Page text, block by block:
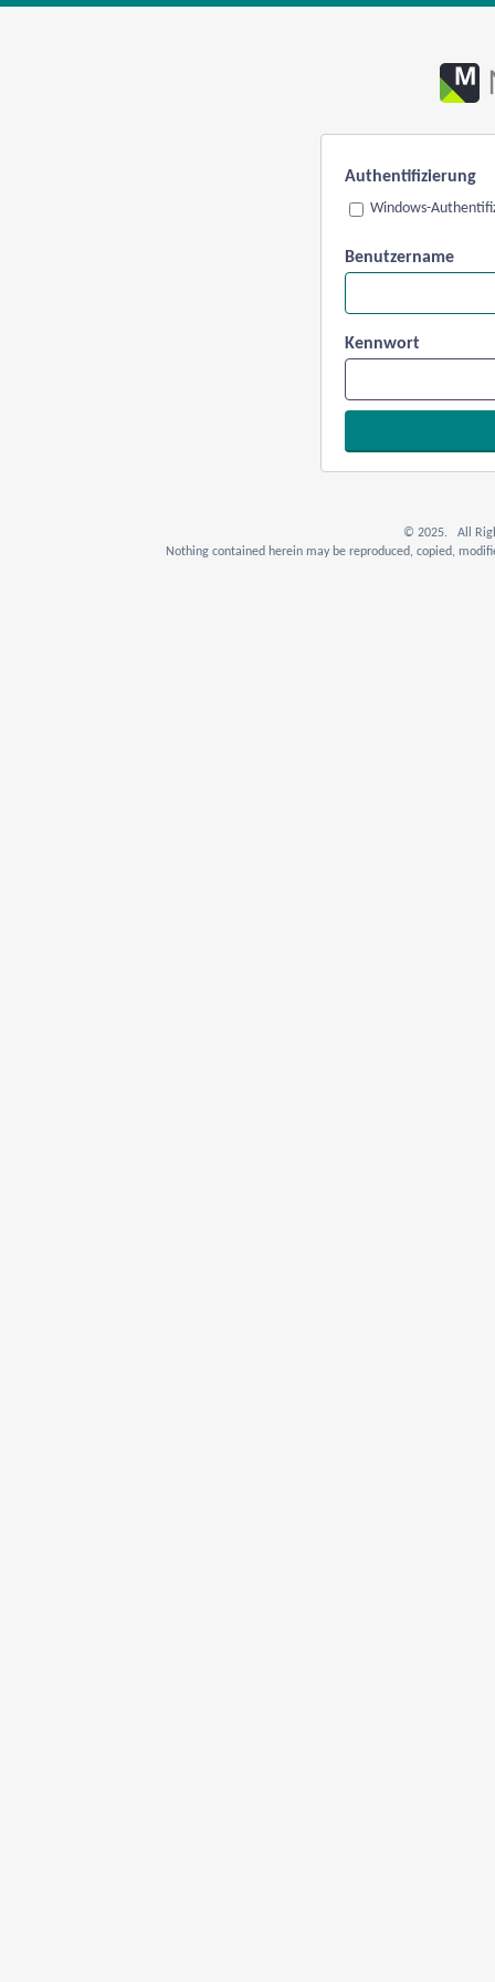
Authentifizierung
Windows-
Benutzername
Kennwort
© 2025. All
Nothing contained herein may be reproduced, copied,